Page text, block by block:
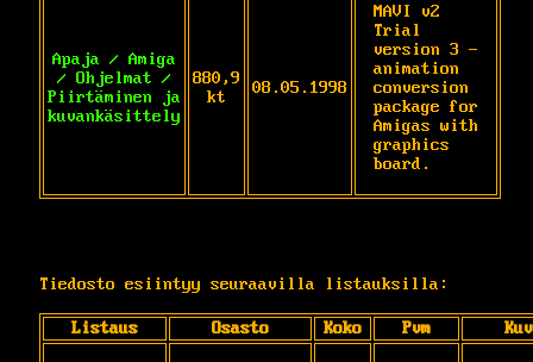
Apaja / Amiga
/ Ohjelmat /
Piirtäminen ja
kuvankäsittely
880,9
kt
08.05.1998
MAVI v2
Trial
version 3 -
animation
conversion
package for
Amigas with
graphics
board.
Tiedosto esiintyy seuraavilla listauksilla:
Listaus Osasto Koko Pvm